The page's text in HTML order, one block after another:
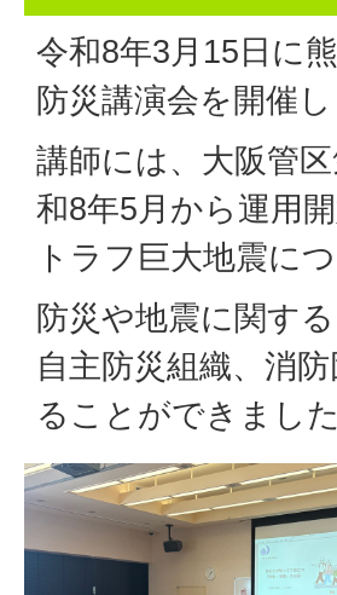
令和8年3月15日に
防災講演会を開催し
講師には、大阪管
和8年5月から運用
トラフ巨大地震に
防災や地震に関す
自主防災組織、消
ることができました